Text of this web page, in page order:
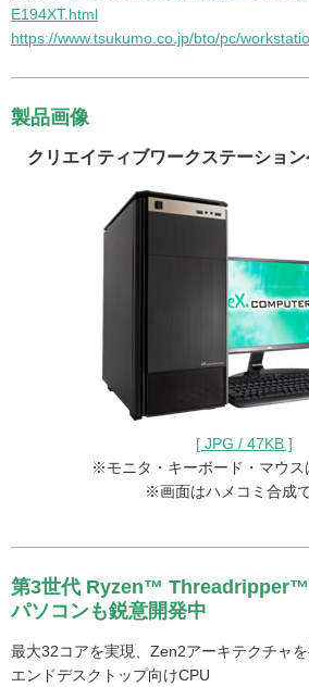
E194XT.html
https://www.tsukumo.co.jp/bto/pc/
製品画像
クリエイティブワークステーショ
[ JPG / 47KB ]
※モニタ・キーボード・マウス
※画面はハメコミ合成で
第3世代 Ryzen™ Threadripper™
パソコンも鋭意開発中
最大32コアを実現、Zen2アーキテクチャ
エンドデスクトップ向けCPU